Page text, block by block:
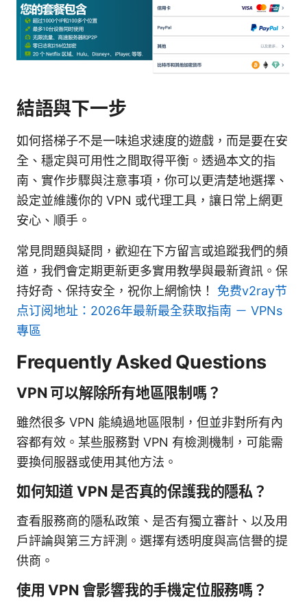
結語與下一步
如何搭梯子不是一味追求速度的遊戲，而是要在安
全、穩定與可用性之間取得平衡。透過本文的指
南、實作步驟與注意事項，你可以更清楚地選擇、
設定並維護你的 VPN 或代理工具，讓日常上網更
安心、順手。
常見問題與疑問，歡迎在下方留言或追蹤我們的頻
道，我們會定期更新更多實用教學與最新資訊。保
持好奇、保持安全，祝你上網愉快！ 免费v2ray节
点订阅地址：2026年最新最全获取指南 － VPNs
專區
Frequently Asked Questions
VPN 可以解除所有地區限制嗎？
雖然很多 VPN 能繞過地區限制，但並非對所有內
容都有效。某些服務對 VPN 有檢測機制，可能需
要換伺服器或使用其他方法。
如何知道 VPN 是否真的保護我的隱私？
查看服務商的隱私政策、是否有獨立審計、以及用
戶評論與第三方評測。選擇有透明度與高信譽的提
供商。
使用 VPN 會影響我的手機定位服務嗎？